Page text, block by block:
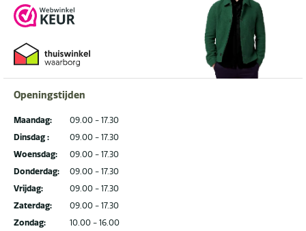
Openingstijden
Maandag:
Dinsdag :
Woensdag:
Donderdag:
Vrijdag:
Zaterdag:
Zondag:
09.00 - 17.30
09.00 - 17.30
09.00 - 17.30
09.00 - 17.30
09.00 - 17.30
09.00 - 17.30
10.00 - 16.00